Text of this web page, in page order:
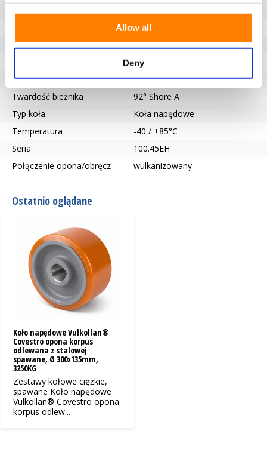
Allow all
Deny
Wpust zgodny z DIN 6885 JS9
Długość piasty (mm)
135
55
Bieżnik
Vulkollan®
Twardość bieżnika
92° Shore A
Typ koła
Koła napędowe
Temperatura
-40 / +85°C
Seria
100.45EH
Połączenie opona/obręcz
wulkanizowany
Ostatnio oglądane
Koło napędowe Vulkollan®
Covestro opona korpus
odlewana z stalowej
spawane, Ø 300x135mm,
3250KG
Zestawy kołowe ciężkie,
spawane Koło napędowe
Vulkollan® Covestro opona
korpus odlew...